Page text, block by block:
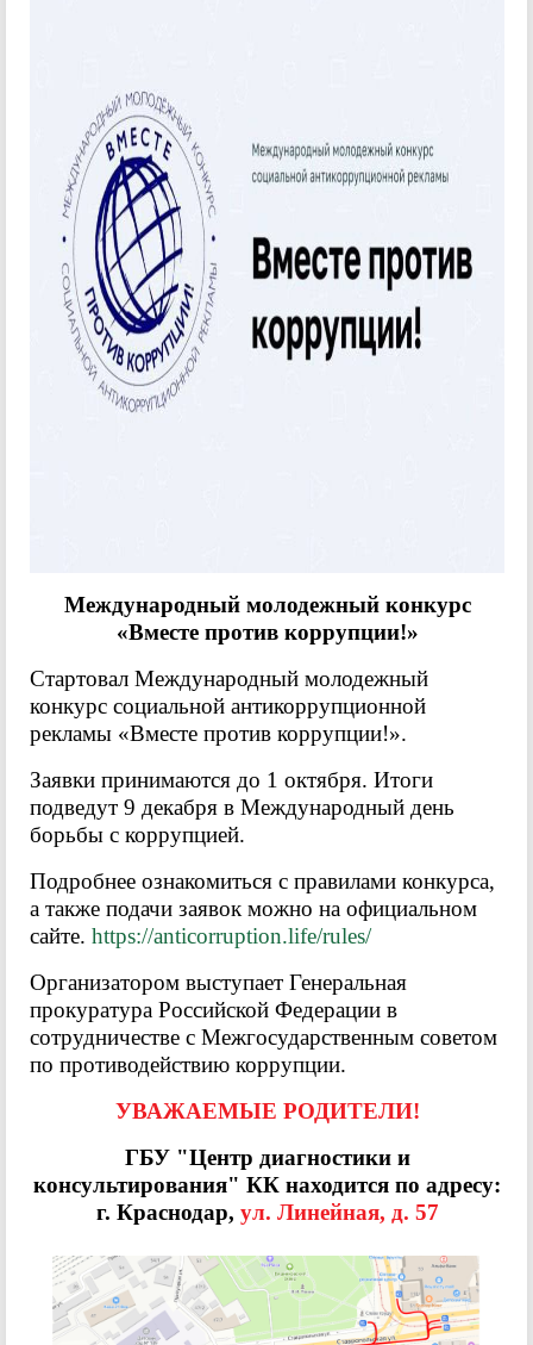
Международный молодежный конкурс
«Вместе против коррупции!»
Стартовал Международный молодежный
конкурс социальной антикоррупционной
рекламы «Вместе против коррупции!».
Заявки принимаются до 1 октября. Итоги
подведут 9 декабря в Международный день
борьбы с коррупцией.
Подробнее ознакомиться с правилами конкурса,
а также подачи заявок можно на официальном
сайте. https://anticorruption.life/rules/
Организатором выступает Генеральная
прокуратура Российской Федерации в
сотрудничестве с Межгосударственным советом
по противодействию коррупции.
УВАЖАЕМЫЕ РОДИТЕЛИ!
ГБУ "Центр диагностики и
консультирования" КК находится по адресу:
г. Краснодар, ул. Линейная, д. 57